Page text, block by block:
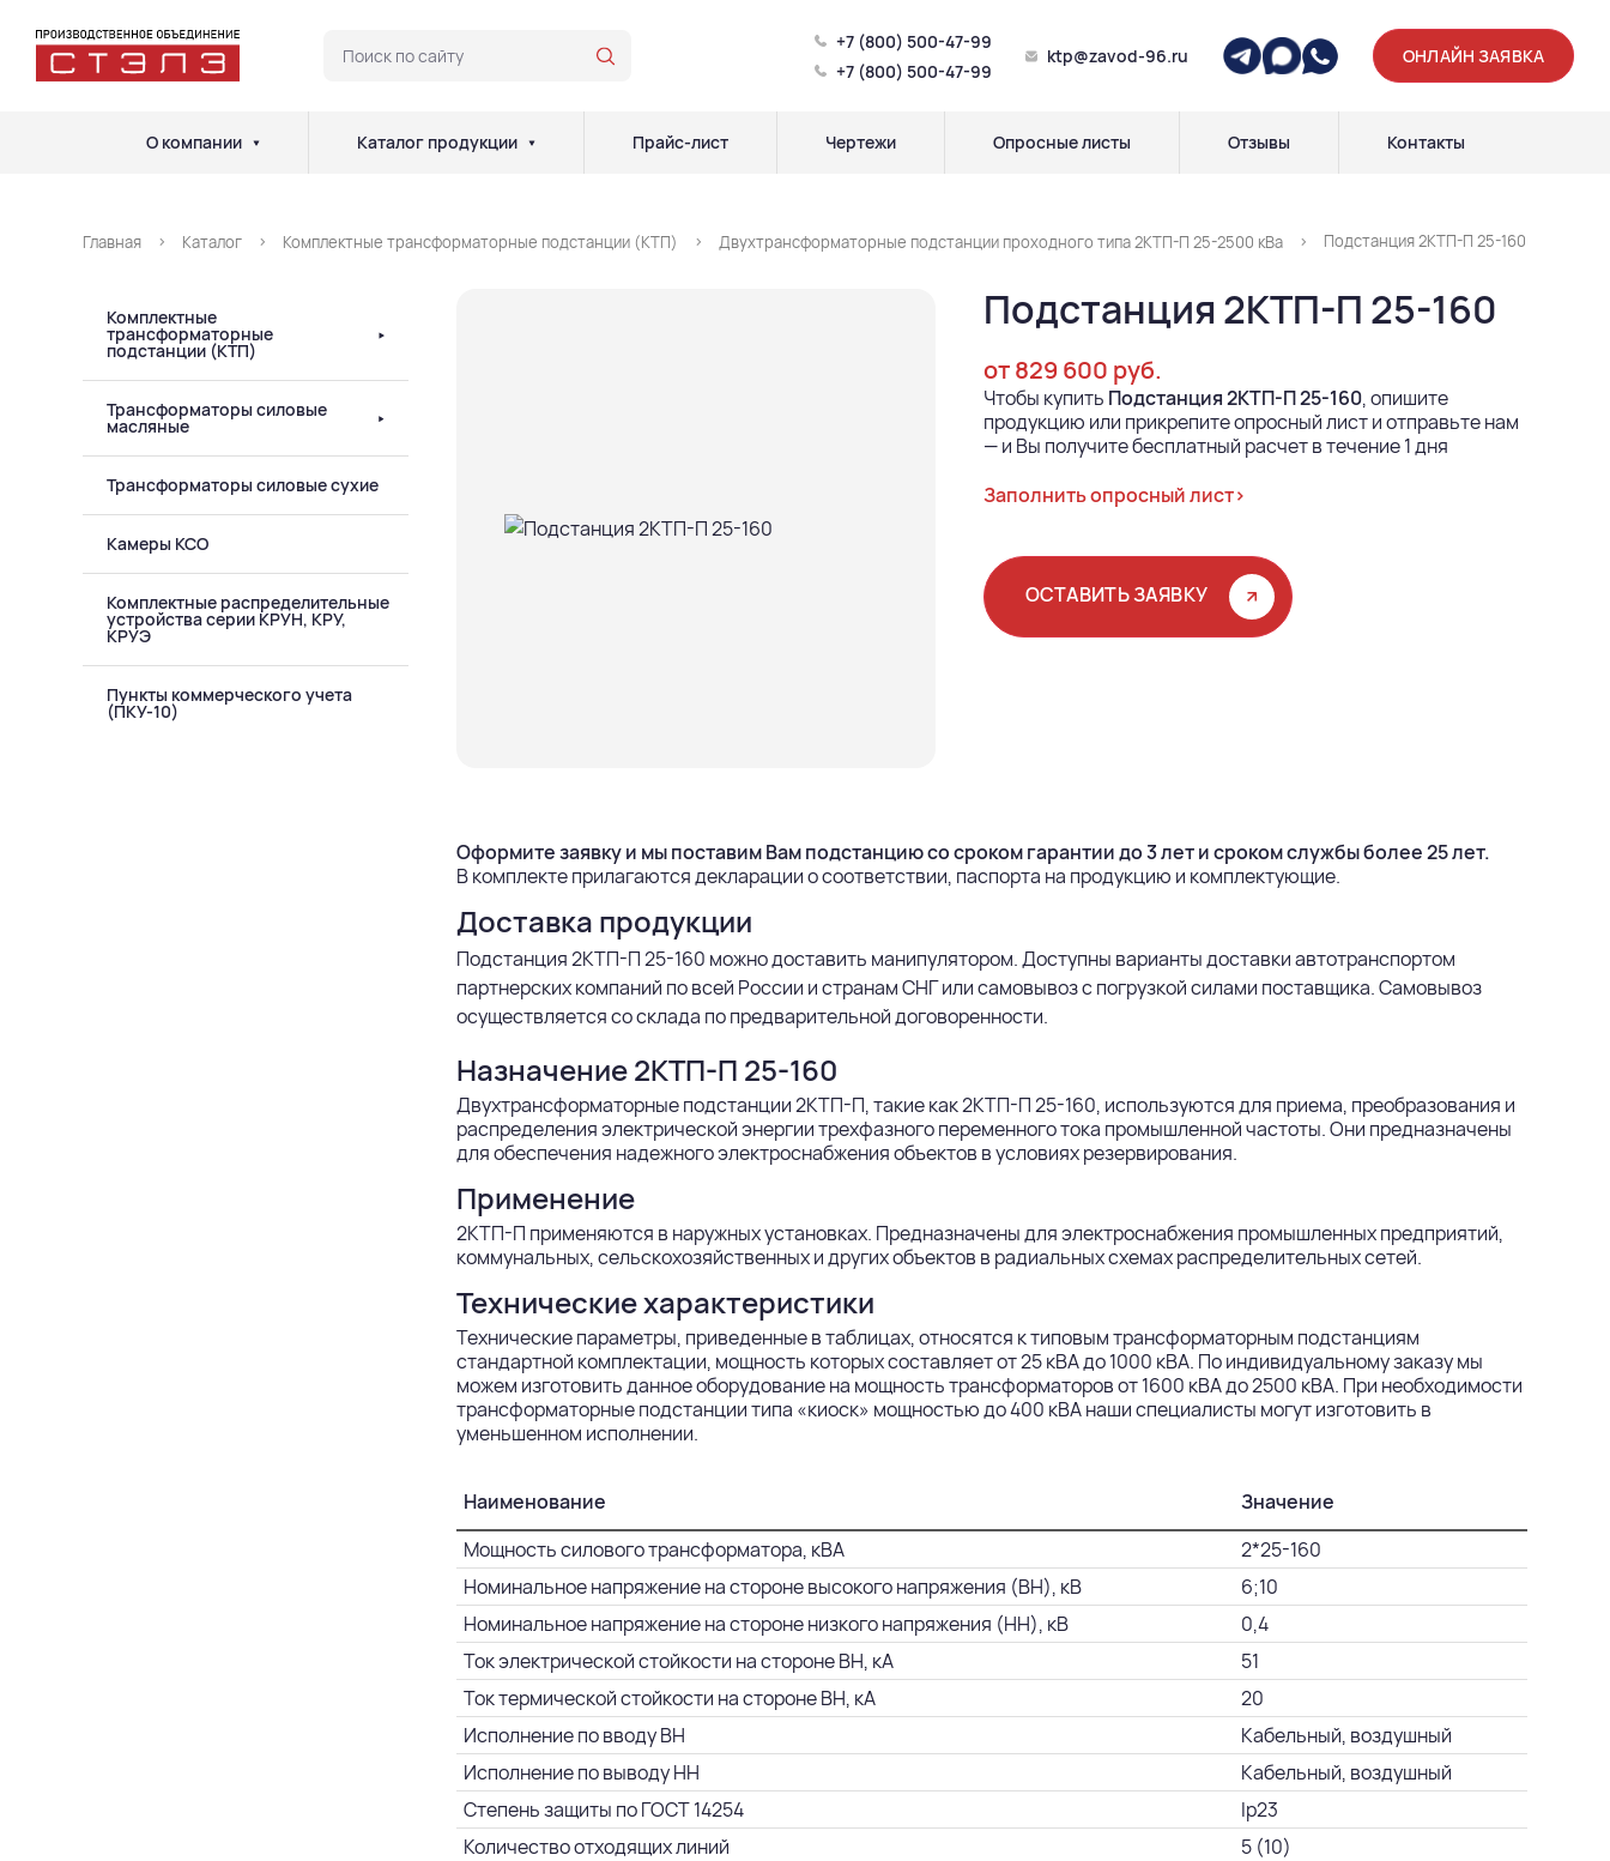
+7 (800) 500-47-99
+7 (800) 500-47-99
ktp@zavod-96.ru ОНЛАЙН ЗАЯВКА
О компании Каталог продукции Прайс-лист Чертежи Опросные листы Отзывы Контакты
Главная Каталог Комплектные трансформаторные подстанции (КТП) Двухтрансформаторные подстанции проходного типа 2КТП-П 25-2500 кВа Подстанция 2КТП-П 25-160
Комплектные
трансформаторные
подстанции (КТП)
Трансформаторы силовые
масляные
Трансформаторы силовые сухие
Камеры КСО
Комплектные распределительные
устройства серии КРУН, КРУ,
КРУЭ
Пункты коммерческого учета
(ПКУ-10)
Подстанция 2КТП-П 25-160
от 829 600 руб.
Чтобы купить Подстанция 2КТП-П 25-160, опишите
продукцию или прикрепите опросный лист и отправьте нам
— и Вы получите бесплатный расчет в течение 1 дня
Заполнить опросный лист>
ОСТАВИТЬ ЗАЯВКУ
Оформите заявку и мы поставим Вам подстанцию со сроком гарантии до 3 лет и сроком службы более 25 лет.
В комплекте прилагаются декларации о соответствии, паспорта на продукцию и комплектующие.
Доставка продукции
Подстанция 2КТП-П 25-160 можно доставить манипулятором. Доступны варианты доставки автотранспортом
партнерских компаний по всей России и странам СНГ или самовывоз с погрузкой силами поставщика. Самовывоз
осуществляется со склада по предварительной договоренности.
Назначение 2КТП-П 25-160
Двухтрансформаторные подстанции 2КТП-П, такие как 2КТП-П 25-160, используются для приема, преобразования и
распределения электрической энергии трехфазного переменного тока промышленной частоты. Они предназначены
для обеспечения надежного электроснабжения объектов в условиях резервирования.
Применение
2КТП-П применяются в наружных установках. Предназначены для электроснабжения промышленных предприятий,
коммунальных, сельскохозяйственных и других объектов в радиальных схемах распределительных сетей.
Технические характеристики
Технические параметры, приведенные в таблицах, относятся к типовым трансформаторным подстанциям
стандартной комплектации, мощность которых составляет от 25 кВА до 1000 кВА. По индивидуальному заказу мы
можем изготовить данное оборудование на мощность трансформаторов от 1600 кВА до 2500 кВА. При необходимости
трансформаторные подстанции типа «киоск» мощностью до 400 кВА наши специалисты могут изготовить в
уменьшенном исполнении.
Наименование
Значение
Мощность силового трансформатора, кВА
2*25-160
Номинальное напряжение на стороне высокого напряжения (ВН), кВ
6;10
Номинальное напряжение на стороне низкого напряжения (НН), кВ
0,4
Ток электрической стойкости на стороне ВН, кА
51
Ток термической стойкости на стороне ВН, кА
20
Исполнение по вводу ВН
Кабельный, воздушный
Исполнение по выводу НН
Кабельный, воздушный
Степень защиты по ГОСТ 14254
Ip23
Количество отходящих линий
5 (10)